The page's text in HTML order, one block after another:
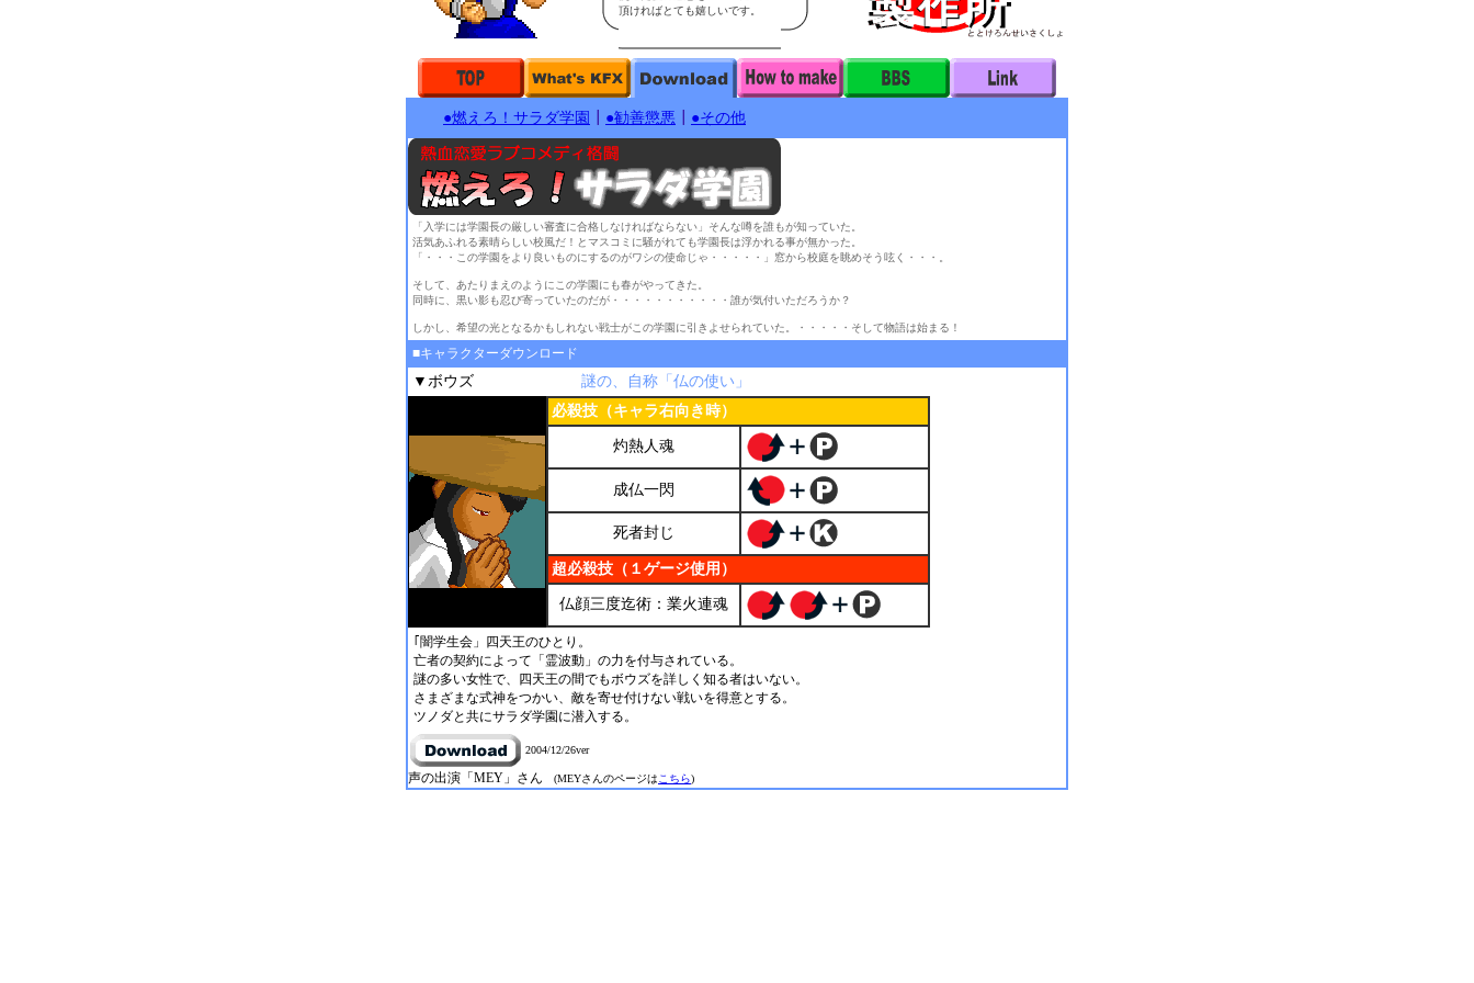
頂ければとても嬉しいです。
●燃えろ！サラダ学園 ●勧善懲悪 ●その他
「入学には学園長の厳しい審査に合格しなければならない」そんな噂を誰もが知っていた。
活気あふれる素晴らしい校風だ！とマスコミに騒がれても学園長は浮かれる事が無かった。
「・・・この学園をより良いものにするのがワシの使命じゃ・・・・・」窓から校庭を眺めそう呟く・・・。
そして、あたりまえのようにこの学園にも春がやってきた。
同時に、黒い影も忍び寄っていたのだが・・・・・・・・・・・誰が気付いただろうか？
しかし、希望の光となるかもしれない戦士がこの学園に引きよせられていた。・・・・・そして物語は始まる！
■キャラクターダウンロード
▼ボウズ
謎の、自称「仏の使い」
必殺技（キャラ右向き時）
灼熱人魂
成仏一閃
死者封じ
超必殺技（１ゲージ使用）
仏顔三度迄術：業火連魂
｢闇学生会」四天王のひとり。
亡者の契約によって「霊波動」の力を付与されている。
謎の多い女性で、四天王の間でもボウズを詳しく知る者はいない。
さまざまな式神をつかい、敵を寄せ付けない戦いを得意とする。
ツノダと共にサラダ学園に潜入する。
2004/12/26ver
声の出演「MEY」さん (MEYさんのページは こちら)